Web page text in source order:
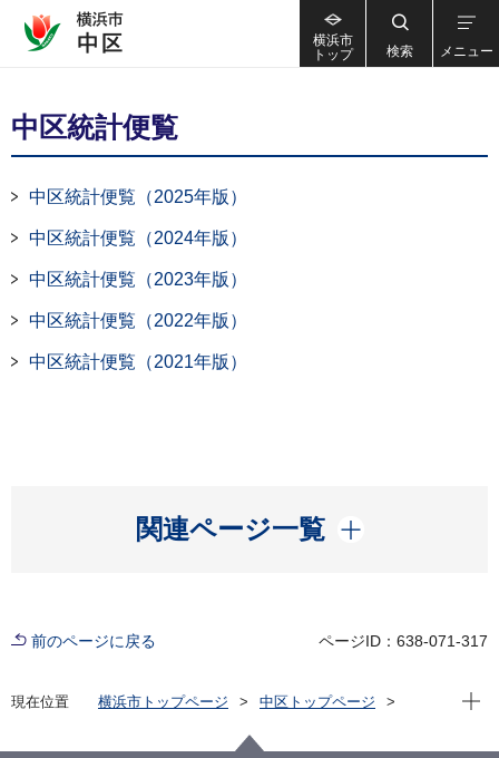
横浜市
トップ
検索 メニュー
中区統計便覧
中区統計便覧（2025年版）
中区統計便覧（2024年版）
中区統計便覧（2023年版）
中区統計便覧（2022年版）
中区統計便覧（2021年版）
関連ページ一覧
開く
前のページに戻る ページID：638-071-317
現在位置 横浜市トップページ
中区トップページ
現在